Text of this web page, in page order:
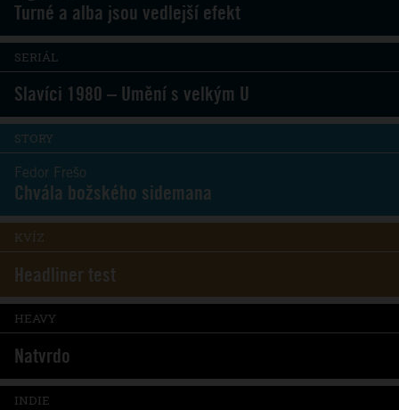
Turné a alba jsou vedlejší efekt
SERIÁL
Slavíci 1980 – Umění s velkým U
STORY
Fedor Frešo
Chvála božského sidemana
KVÍZ
Headliner test
HEAVY
Natvrdo
INDIE